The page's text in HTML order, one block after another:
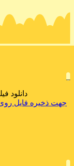
_
دانلود فیلم
_